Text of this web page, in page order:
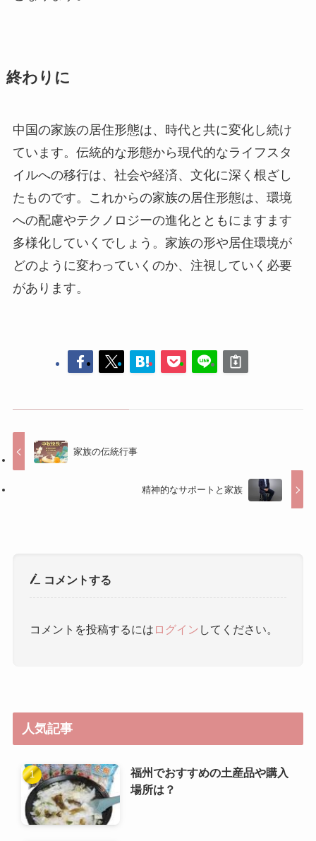
終わりに
中国の家族の居住形態は、時代と共に変化し続け
ています。伝統的な形態から現代的なライフスタ
イルへの移行は、社会や経済、文化に深く根ざし
たものです。これからの家族の居住形態は、環境
への配慮やテクノロジーの進化とともにますます
多様化していくでしょう。家族の形や居住環境が
どのように変わっていくのか、注視していく必要
があります。
家族の伝統行事
精神的なサポートと家族
コメントする
コメントを投稿するには ログイン してください。
人気記事
福州でおすすめの土産品や購入
場所は？